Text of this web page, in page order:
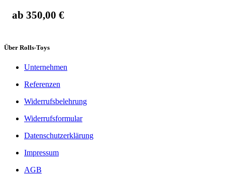
ab 350,00 €
Über Rolls-Toys
Unternehmen
Referenzen
Widerrufsbelehrung
Widerrufsformular
Datenschutzerklärung
Impressum
AGB